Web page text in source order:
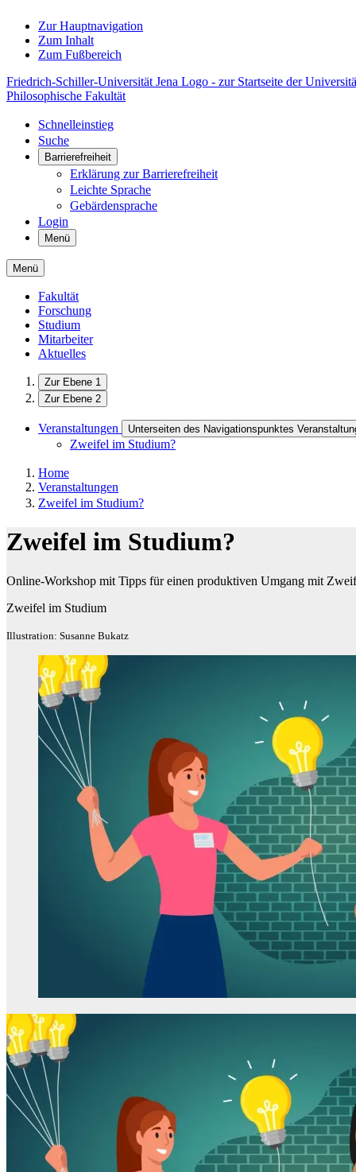
Zur Hauptnavigation
Zum Inhalt
Zum Fußbereich
Friedrich-Schiller-Universität Jena Logo - zur Startseite der
Philosophische Fakultät
Schnelleinstieg
Suche
Barrierefreiheit
Erklärung zur Barrierefreiheit
Leichte Sprache
Gebärdensprache
Login
Menü
Menü
Fakultät
Forschung
Studium
Mitarbeiter
Aktuelles
Zur Ebene 1
Zur Ebene 2
Veranstaltungen Unterseiten des Navigationspunktes
Zweifel im Studium?
Home
Veranstaltungen
Zweifel im Studium?
Zweifel im Studium?
Online-Workshop mit Tipps für einen produktiven Umgang mit
Zweifel im Studium
Illustration: Susanne Bukatz